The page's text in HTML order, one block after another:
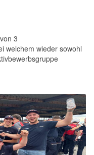
3
welchem wieder sowohl